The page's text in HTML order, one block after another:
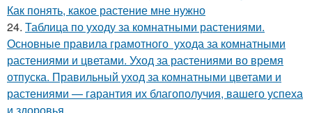
Как понять, какое растение мне нужно
24. Таблица по уходу за комнатными растениями.
Основные правила грамотного ухода за комнатными
растениями и цветами. Уход за растениями во время
отпуска. Правильный уход за комнатными цветами и
растениями — гарантия их благополучия, вашего успеха